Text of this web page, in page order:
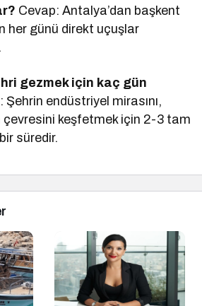
Cevap: Antalya’dan başkent
her günü direkt uçuşlar
gezmek için kaç gün
Şehrin endüstriyel mirasını,
çevresini keşfetmek için 2-3 tam
süredir.